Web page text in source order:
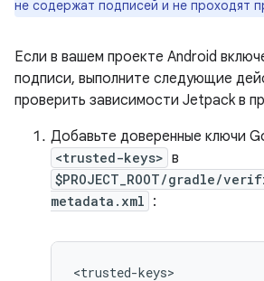
не содержат подписей и не проходят
Если в вашем проекте Android
подписи, выполните следующие
проверить зависимости Jetpack в
Добавьте доверенные ключи
<trusted-keys> в
$PROJECT_ROOT/gradle/
metadata.xml :